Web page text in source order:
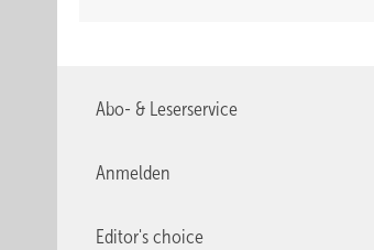
Abo- & Leserservice
Anmelden
Editor's choice